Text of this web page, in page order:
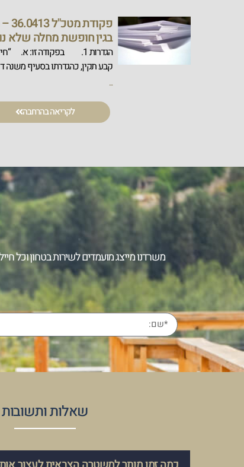
בגין חופשת מחלה שלא
הגדרות 1. בפקודה זו: א.
קבע תקין, כהגדרתו בסעיף משנה
...
לקריאה בהרחבה
משרדנו מייצג מועמדים לשירות בטחון וכל
שאלות ותשובות